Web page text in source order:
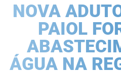
NOVA
PAIOL
ÁGUA NA